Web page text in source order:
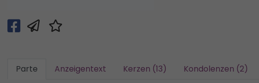
Parte Anzeigentext Kerzen (13) Kondolenzen (2)